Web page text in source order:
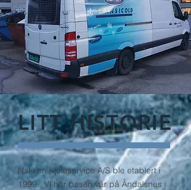
LITT HISTORIE
Nakken Kjøleservice A/S ble etablert i
1999. Vi har basen vår på Åndalsnes i